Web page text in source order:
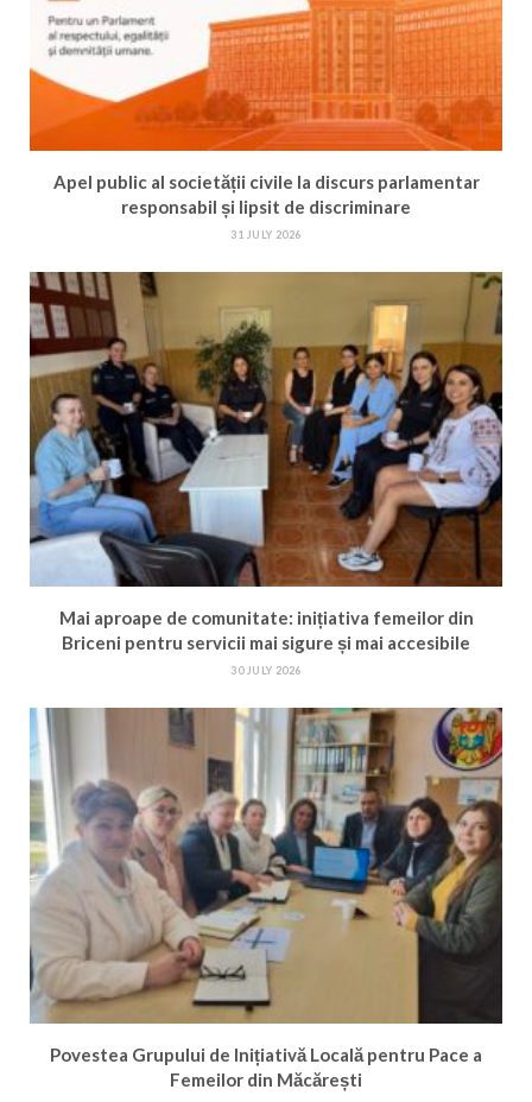
Apel public al societății civile la discurs parlamentar
responsabil și lipsit de discriminare
31 JULY 2026
Mai aproape de comunitate: inițiativa femeilor din
Briceni pentru servicii mai sigure și mai accesibile
30 JULY 2026
Povestea Grupului de Inițiativă Locală pentru Pace a
Femeilor din Măcărești